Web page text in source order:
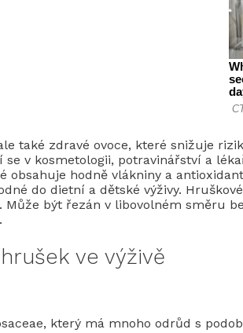
také zdravé ovoce, které snižuje
v kosmetologii, potravinářství a
obsahuje hodně vlákniny a
do dietní a dětské výživy.
Může být řezán v libovolném směru
ve výživě
který má mnoho odrůd s